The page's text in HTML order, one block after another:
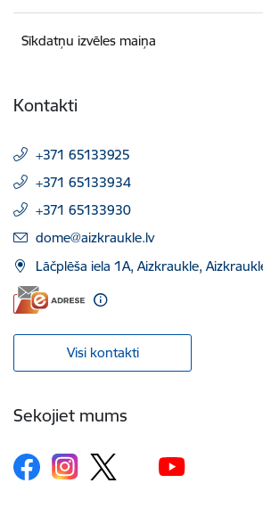
Sīkdatņu izvēles maiņa
Kontakti
+371 65133925
+371 65133934
+371 65133930
E-pasts:
dome@aizkraukle.lv
Lāčplēša iela 1A, Aizkraukle,
Visi kontakti
Sekojiet mums